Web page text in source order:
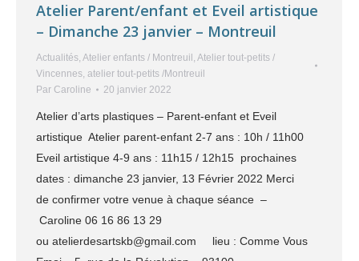
Atelier Parent/enfant et Eveil artistique
– Dimanche 23 janvier – Montreuil
Actualités, Atelier enfants / Montreuil , Atelier tout-petits /
Vincennes, atelier tout-petits /Montreuil
Par Caroline 20 janvier 2022
Atelier d’arts plastiques – Parent-enfant et Eveil
artistique Atelier parent-enfant 2-7 ans : 10h / 11h00
Eveil artistique 4-9 ans : 11h15 / 12h15 prochaines
dates : dimanche 23 janvier, 13 Février 2022 Merci
de confirmer votre venue à chaque séance –
Caroline 06 16 86 13 29
ou atelierdesartskb@gmail.com lieu : Comme Vous